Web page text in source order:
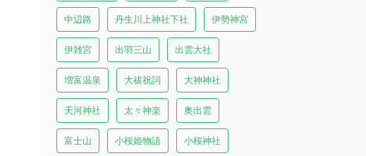
中辺路 丹生川上神社下社 伊勢神宮
伊雑宮 出羽三山 出雲大社
増富温泉 大祓祝詞 大神神社
天河神社 太々神楽 奥出雲
富士山 小桜姫物語 小桜神社